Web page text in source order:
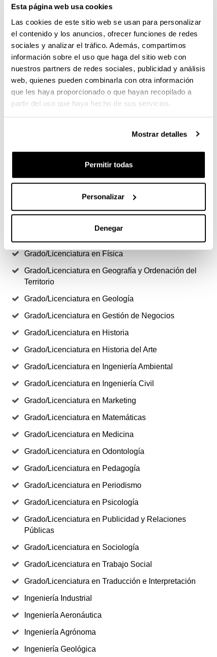
Esta página web usa cookies
Las cookies de este sitio web se usan para personalizar
el contenido y los anuncios, ofrecer funciones de redes
sociales y analizar el tráfico. Además, compartimos
información sobre el uso que haga del sitio web con
nuestros partners de redes sociales, publicidad y análisis
web, quienes pueden combinarla con otra información
que les haya proporcionado o que hayan recopilado a
partir del uso que haya hecho de sus servicios.
Mostrar detalles
Permitir todas
Personalizar
Denegar
Grado/Licenciatura en Ciencias Ambientales
Grado/Licenciatura en Ciencias de la Actividad
Física y del Deporte
Grado/Licenciatura en Comunicación Audiovisual
Grado/Licenciatura en Conservación y Restauración
de Bienes Culturales
Grado/Licenciatura en Creación y Diseño
Grado/Licenciatura en Derecho
Grado/Licenciatura en Economía
Grado/Licenciatura en Farmacia
Grado/Licenciatura en Física
Grado/Licenciatura en Geografía y Ordenación del
Territorio
Grado/Licenciatura en Geología
Grado/Licenciatura en Gestión de Negocios
Grado/Licenciatura en Historia
Grado/Licenciatura en Historia del Arte
Grado/Licenciatura en Ingeniería Ambiental
Grado/Licenciatura en Ingeniería Civil
Grado/Licenciatura en Marketing
Grado/Licenciatura en Matemáticas
Grado/Licenciatura en Medicina
Grado/Licenciatura en Odontología
Grado/Licenciatura en Pedagogía
Grado/Licenciatura en Periodismo
Grado/Licenciatura en Psicología
Grado/Licenciatura en Publicidad y Relaciones
Públicas
Grado/Licenciatura en Sociología
Grado/Licenciatura en Trabajo Social
Grado/Licenciatura en Traducción e Interpretación
Ingeniería Industrial
Ingeniería Aeronáutica
Ingeniería Agrónoma
Ingeniería Geológica